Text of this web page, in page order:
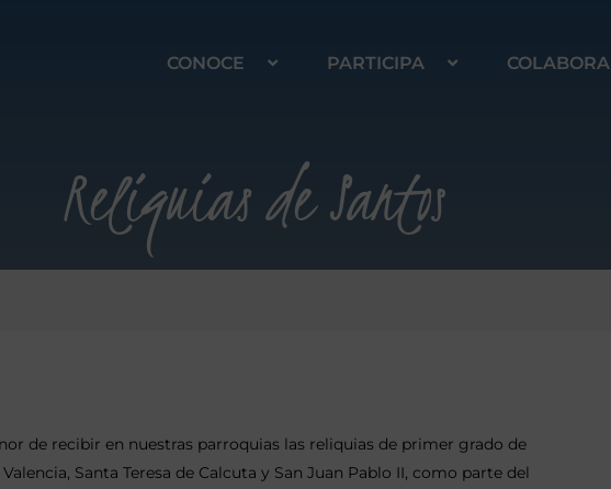
CONOCE PARTICIPA COLABORA
Reliquias de Santos
de recibir en nuestras parroquias las reliquias de primer grado de
Santa Teresa de Calcuta y San Juan Pablo II, como parte del